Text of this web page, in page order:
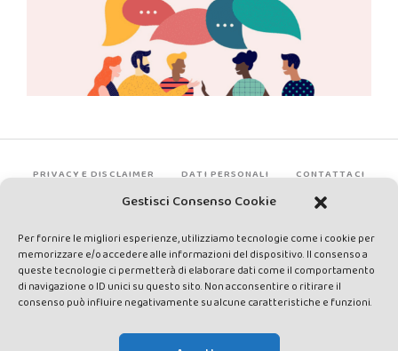
Gestisci Consenso Cookie
Per fornire le migliori esperienze, utilizziamo tecnologie come i cookie per
memorizzare e/o accedere alle informazioni del dispositivo. Il consenso a
queste tecnologie ci permetterà di elaborare dati come il comportamento
di navigazione o ID unici su questo sito. Non acconsentire o ritirare il
consenso può influire negativamente su alcune caratteristiche e funzioni.
PRIVACY E DISCLAIMER DATI PERSONALI CONTATTACI
rights reserved - Testata registrata presso il Tribunale di Siena con